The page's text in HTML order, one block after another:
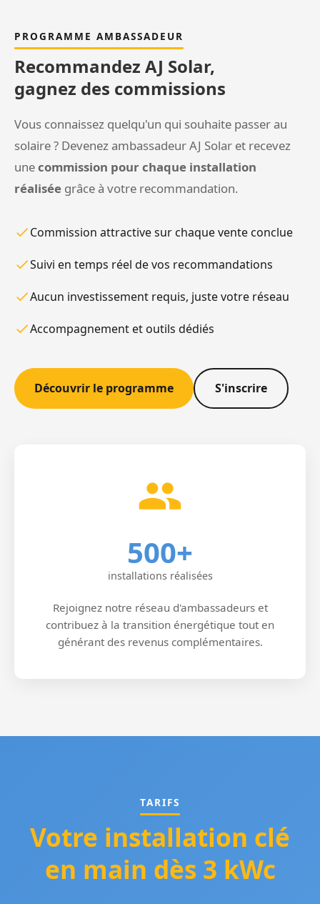
PROGRAMME AMBASSADEUR
Recommandez AJ Solar,
gagnez des commissions
Vous connaissez quelqu'un qui souhaite passer au
solaire ? Devenez ambassadeur AJ Solar et recevez
unecommission pour chaque installation
réalisée grâce à votre recommandation.
Commission attractive sur chaque vente conclue
Suivi en temps réel de vos recommandations
Aucun investissement requis, juste votre réseau
Accompagnement et outils dédiés
Découvrir le programme S'inscrire
500+
installations réalisées
Rejoignez notre réseau d'ambassadeurs et
contribuez à la transition énergétique tout en
générant des revenus complémentaires.
TARIFS
Votre installation clé
en main dès 3 kWc